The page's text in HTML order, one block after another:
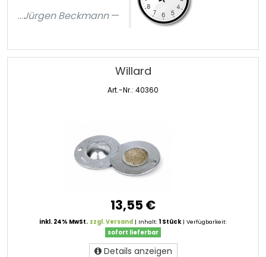
...Jürgen Beckmann
Willard
Art.-Nr.: 40360
13,55 €
inkl. 24% MwSt. zzgl. Versand | Inhalt: 1 Stück | Verfügbarkeit:
sofort lieferbar
Details anzeigen